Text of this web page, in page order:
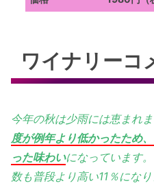
ワイナリーコ
今年の秋は少雨には恵まれ
度が例年より低かったため
った味わいになっています
数も普段より高い11％になり